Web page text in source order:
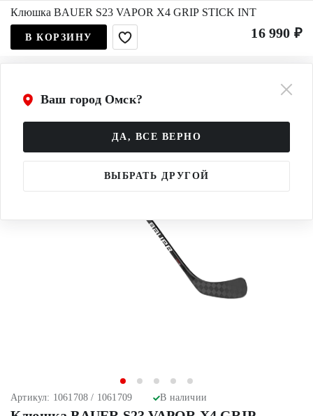
Ваш город Омск?
ДА, ВСЕ ВЕРНО
ВЫБРАТЬ ДРУГОЙ
Артикул: 1061708 / 1061709 В наличии
Клюшка BAUER S23 VAPOR X4 GRIP STICK INT
16 990 ₽
В КОРЗИНУ